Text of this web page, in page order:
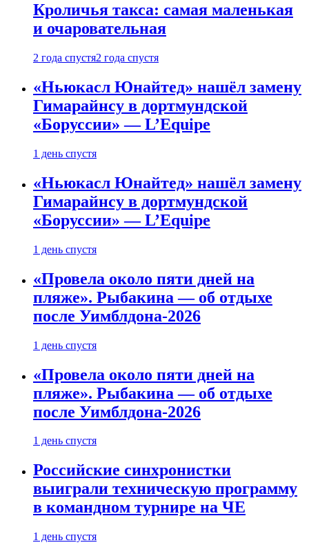
Кроличья такса: самая маленькая
и очаровательная
2 года спустя2 года спустя
«Ньюкасл Юнайтед» нашёл замену
Гимарайнсу в дортмундской
«Боруссии» — L’Equipe
1 день спустя
«Ньюкасл Юнайтед» нашёл замену
Гимарайнсу в дортмундской
«Боруссии» — L’Equipe
1 день спустя
«Провела около пяти дней на
пляже». Рыбакина — об отдыхе
после Уимблдона-2026
1 день спустя
«Провела около пяти дней на
пляже». Рыбакина — об отдыхе
после Уимблдона-2026
1 день спустя
Российские синхронистки
выиграли техническую программу
в командном турнире на ЧЕ
1 день спустя